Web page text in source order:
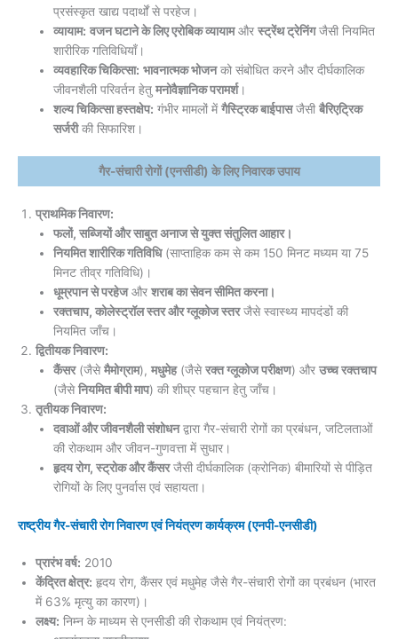
प्रसंस्कृत खाद्य पदार्थों से परहेज।
व्यायाम: वजन घटाने के लिए एरोबिक व्यायामऔर स्ट्रेंथ ट्रेनिंगजैसी नियमित
शारीरिक गतिविधियाँ।
व्यवहारिक चिकित्सा: भावनात्मक भोजनको संबोधित करने और दीर्घकालिक
जीवनशैली परिवर्तन हेतु मनोवैज्ञानिक परामर्श।
शल्य चिकित्सा हस्तक्षेप: गंभीर मामलों मेंगैस्ट्रिक बाईपासजैसी बैरिएट्रिक
सर्जरीकी सिफारिश।
गैर-संचारी रोगों (एनसीडी) के लिए निवारक उपाय
प्राथमिक निवारण:
फलों, सब्जियों और साबुत अनाज से युक्त संतुलित आहार।
नियमित शारीरिक गतिविधि(साप्ताहिक कम से कम 150 मिनट मध्यम या 75
मिनट तीव्र गतिविधि)।
धूम्रपान से परहेजऔर शराब का सेवन सीमित करना।
रक्तचाप, कोलेस्ट्रॉल स्तर और ग्लूकोज स्तरजैसे स्वास्थ्य मापदंडों की
नियमित जाँच।
द्वितीयक निवारण:
कैंसर(जैसेमैमोग्राम), मधुमेह(जैसेरक्त ग्लूकोज परीक्षण) और उच्च रक्तचाप
(जैसेनियमित बीपी माप) की शीघ्र पहचान हेतु जाँच।
तृतीयक निवारण:
दवाओं और जीवनशैली संशोधनद्वारा गैर-संचारी रोगों का प्रबंधन, जटिलताओं
की रोकथाम और जीवन-गुणवत्ता में सुधार।
हृदय रोग, स्ट्रोक और कैंसरजैसी दीर्घकालिक (क्रोनिक) बीमारियों से पीड़ित
रोगियों के लिए पुनर्वास एवं सहायता।
राष्ट्रीय गैर-संचारी रोग निवारण एवं नियंत्रण कार्यक्रम (एनपी-एनसीडी)
प्रारंभ वर्ष: 2010
केंद्रित क्षेत्र: हृदय रोग, कैंसर एवं मधुमेह जैसे गैर-संचारी रोगों का प्रबंधन (भारत
में 63% मृत्यु का कारण)।
लक्ष्य: निम्न के माध्यम से एनसीडी की रोकथाम एवं नियंत्रण: